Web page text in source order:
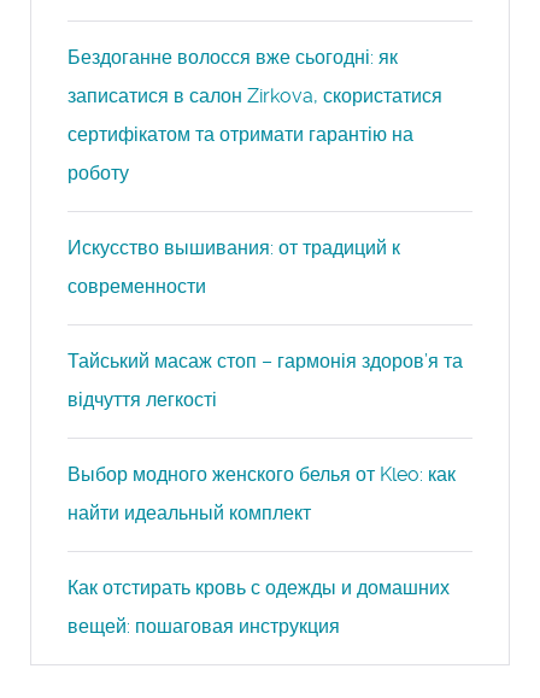
Бездоганне волосся вже сьогодні: як
записатися в салон Zirkova, скористатися
сертифікатом та отримати гарантію на
роботу
Искусство вышивания: от традиций к
современности
Тайський масаж стоп – гармонія здоров’я та
відчуття легкості
Выбор модного женского белья от Kleo: как
найти идеальный комплект
Как отстирать кровь с одежды и домашних
вещей: пошаговая инструкция